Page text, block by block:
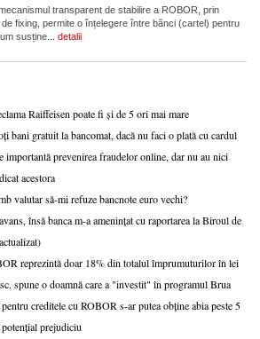
transparent de stabilire a ROBOR, prin
fixing, permite o înțelegere între bănci (cartel) pentru
susține... detalii
Raiffeisen poate fi și de 5 ori mai mare
bani gratuit la bancomat, dacă nu faci o plată cu cardul
importantă prevenirea fraudelor online, dar nu au nici
acestora
valutar să-mi refuze bancnote euro vechi?
însă banca m-a amenințat cu raportarea la Biroul de
reprezintă doar 18% din totalul împrumuturilor în lei
spune o doamnă care a "investit" în programul Brua
creditele cu ROBOR s-ar putea obține abia peste 5
prejudiciu